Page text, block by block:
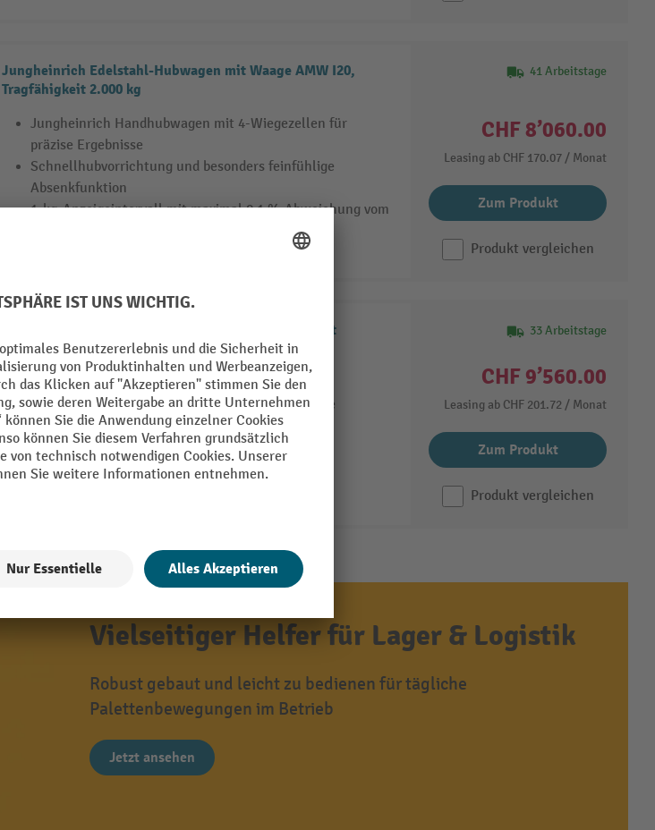
Jungheinrich Edelstahl-Hubwagen mit Waage AMW I20,
Tragfähigkeit 2.000 kg
Jungheinrich Handhubwagen mit 4-Wiegezellen für
präzise Ergebnisse
Schnellhubvorrichtung und besonders feinfühlige
Absenkfunktion
1-kg-Anzeigeintervall mit maximal 0,1 % Abweichung vom
41 Arbeitstage
CHF 8’060.00
Leasing ab CHF 170.07/ Monat
Zum Produkt
Produkt vergleichen
Ravas Edelstahl-Hubwagen mit Waage INOX PRO mit
Mehrbereichsanzeige Touch, Tragfähigkeit 2.000 kg
Vollständig aus korrosionsbeständigem Edelstahl
Einsatz in der Lebensmittel- und Pharmaindustrie
Erfüllt besonders hohe Hygieneanforderungen
33 Arbeitstage
CHF 9’560.00
Leasing ab CHF 201.72 / Monat
Zum Produkt
Produkt vergleichen
Vielseitiger Helfer für Lager & Logistik
Robust gebaut und leicht zu bedienen für tägliche
Palettenbewegungen im Betrieb
Jetzt ansehen